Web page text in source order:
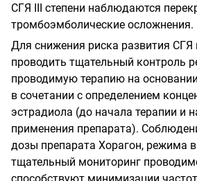
СГЯ III степени наблюдаются
тромбоэмболические осложнения.
Для снижения риска развития СГЯ
проводить тщательный контроль
проводимую терапию на
в сочетании с определением
эстрадиола (до начала терапии и
применения препарата).
дозы препарата Хорагон, режима
тщательный мониторинг